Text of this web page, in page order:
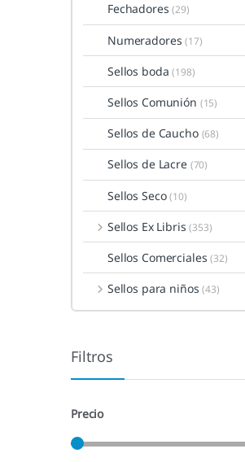
Fechadores(29)
Numeradores(17)
Sellos boda(198)
Sellos Comunión (15)
Sellos de Caucho (68)
Sellos de Lacre (70)
Sellos Seco(10)
Sellos Ex Libris(353)
Sellos Comerciales(32)
Sellos para niños(43)
Filtros
Precio